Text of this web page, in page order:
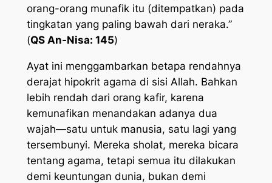
orang-orang munafik itu (ditempatkan) pada
tingkatan yang paling bawah dari neraka.”
(QS An-Nisa: 145)
Ayat ini menggambarkan betapa rendahnya
derajat hipokrit agama di sisi Allah. Bahkan
lebih rendah dari orang kafir, karena
kemunafikan menandakan adanya dua
wajah—satu untuk manusia, satu lagi yang
tersembunyi. Mereka sholat, mereka bicara
tentang agama, tetapi semua itu dilakukan
demi keuntungan dunia, bukan demi